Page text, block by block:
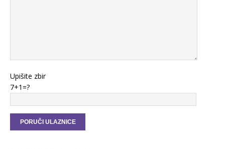
Upišite zbir
7+1=?